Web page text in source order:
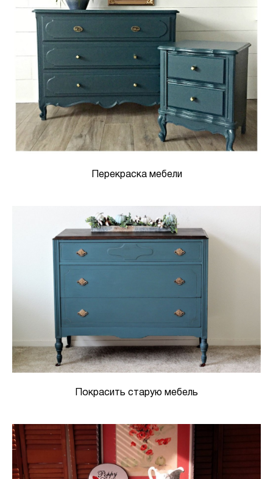
Перекраска мебели
Покрасить старую мебель